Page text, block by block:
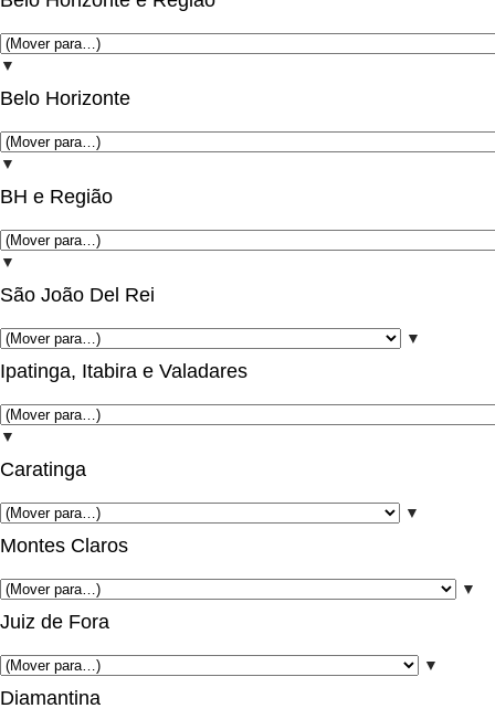
▼
Belo Horizonte
▼
BH e Região
▼
São João Del Rei
▼
Ipatinga, Itabira e Valadares
▼
Caratinga
▼
Montes Claros
▼
Juiz de Fora
▼
Diamantina